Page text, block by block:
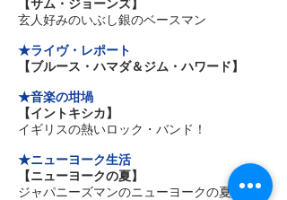
【サム・ジョーンズ】
玄人好みのいぶし銀のベースマン
★ライヴ・レポート
【ブルース・ハマダ＆ジム・ハワード】
★音楽の坩堝
【イントキシカ】
イギリスの熱いロック・バンド！
★ニューヨーク生活
【ニューヨークの夏】
ジャパニーズマンのニューヨークの夏のひと